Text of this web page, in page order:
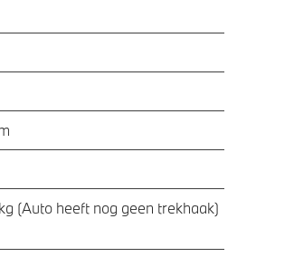
(Auto heeft nog geen trekhaak)